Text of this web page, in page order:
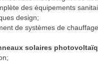
des équipements
design;
de systèmes de
solaires